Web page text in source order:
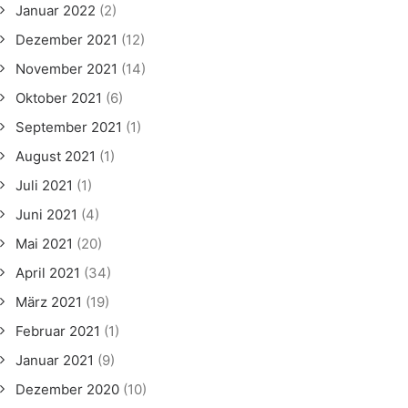
Januar 2022 (2)
Dezember 2021 (12)
November 2021 (14)
Oktober 2021 (6)
September 2021 (1)
August 2021 (1)
Juli 2021 (1)
Juni 2021 (4)
Mai 2021 (20)
April 2021 (34)
März 2021 (19)
Februar 2021 (1)
Januar 2021 (9)
Dezember 2020 (10)